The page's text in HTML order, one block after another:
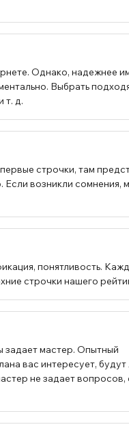
Однако, надежнее
Выбрать
т. д.
строчки, там
возникли сомнения,
понятливость.
строчки нашего
задает мастер. Опытный
вас интересует, будут
не задает вопросов,